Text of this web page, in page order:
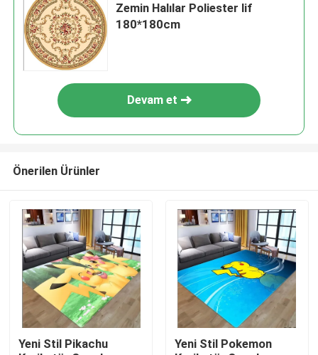
Zemin Halılar Poliester lif
180*180cm
Devam et
Önerilen Ürünler
Yeni Stil Pikachu
Yeni Stil Pokemon